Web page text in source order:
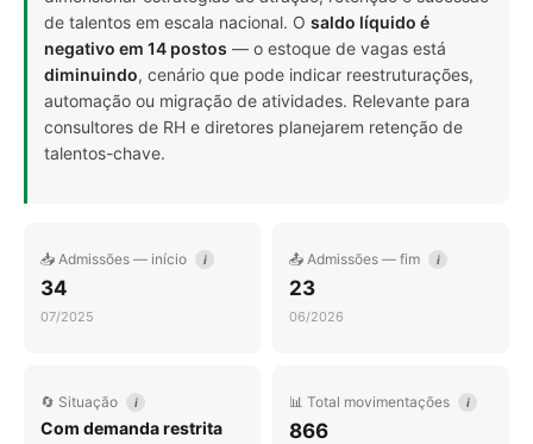
de talentos em escala nacional. O saldo líquido é
negativo em 14 postos — o estoque de vagas está
diminuindo, cenário que pode indicar reestruturações,
automação ou migração de atividades. Relevante para
consultores de RH e diretores planejarem retenção de
talentos-chave.
📥 Admissões — início i
34
07/2025
📤 Admissões — fim i
23
06/2026
🔄 Situação i
Com demanda restrita
📊 Total movimentações i
866